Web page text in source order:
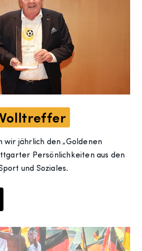
wir jährlich den „Goldenen
Persönlichkeiten aus den
und Soziales.